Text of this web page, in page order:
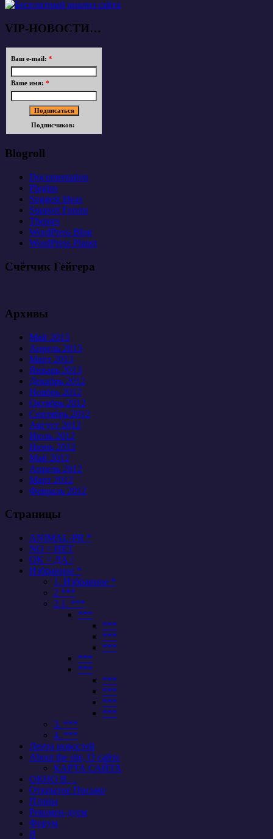
VIP-НОВОСТИ…
Ваш e-mail: *
Ваше имя: *
Подписчиков:
Blogroll
Documentation
Plugins
Suggest Ideas
Support Forum
Themes
WordPress Blog
WordPress Planet
Счётчик Гейгера
Архивы
Май 2013
Апрель 2013
Март 2013
Январь 2013
Декабрь 2012
Ноябрь 2012
Октябрь 2012
Сентябрь 2012
Август 2012
Июль 2012
Июнь 2012
Май 2012
Апрель 2012
Март 2012
Февраль 2012
Страницы
ANIMAL-PR *
NO = НЕТ
OK = ДА /
Избранное *
1. Избранное *
2 ***
2.1. ***
***
***
***
***
***
***
***
***
***
***
3. ***
4. ***
Лента новостей
About the site, О сайте
КАРТА САЙТА
ОКНО В…
Открытое Письмо
Планы
Рекомен-дуем
Форум
Я